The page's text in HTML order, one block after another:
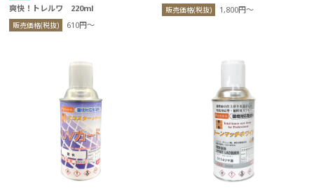
爽快！トレルワ 220ml
販売価格(税抜) 610円〜
販売価格(税抜) 1,800円〜